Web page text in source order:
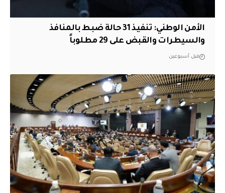
الأمن الوطني: تنفيذ 31 حالة ضبط بالمنافذ
والسيطرات والقبض على 29 مطلوباً
قبل أسبوعين